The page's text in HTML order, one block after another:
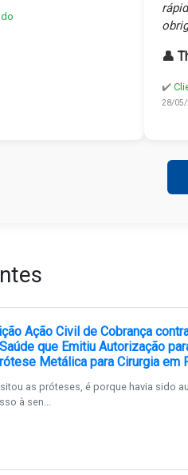
👤
✔️
28/
Ação Civil de Cobrança
que Emitiu Autorização
Metálica para Cirurgia em
as próteses, é porque havia sido
à sen...